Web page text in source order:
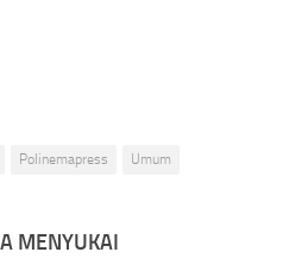
Polinemapress Umum
MENYUKAI